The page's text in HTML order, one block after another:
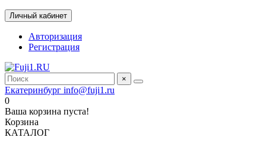
Личный кабинет
Авторизация
Регистрация
×
Екатеринбург info@fuji1.ru
0
Ваша корзина пуста!
Корзина
КАТАЛОГ